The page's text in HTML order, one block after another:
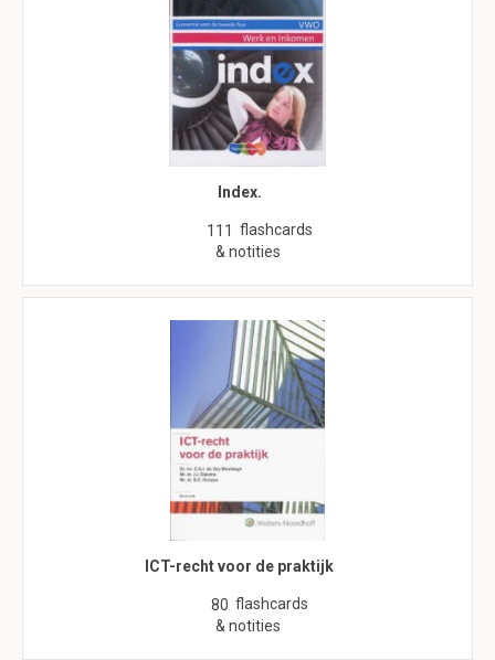
Index.
111 flashcards
& notities
ICT-recht voor de praktijk
80 flashcards
& notities